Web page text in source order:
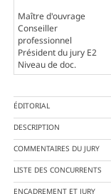
Maître d'ouvrage
Conseiller
professionnel
Président du jury E2
Niveau de doc.
ÉDITORIAL
DESCRIPTION
COMMENTAIRES DU JURY
LISTE DES CONCURRENTS
ENCADREMENT ET JURY